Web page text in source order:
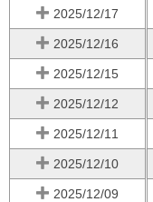
2025/12/17
2025/12/16
2025/12/15
2025/12/12
2025/12/11
2025/12/10
2025/12/09